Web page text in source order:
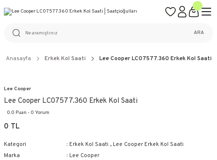
%100 ORİJİNAL ÜRÜN GARANTİSİ
ARA
Anasayfa Erkek Kol Saati Lee Cooper LC07577.360 Erkek Kol Saati
Lee Cooper
Lee Cooper LC07577.360 Erkek Kol Saati
0.0 Puan - 0 Yorum
0 TL
Kategori Erkek Kol Saati , Lee Cooper Erkek Kol Saati
Marka
Lee Cooper